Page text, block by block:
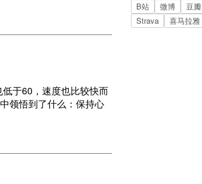
于60，速度也比较快而
领悟到了什么：保持心
B站 微博 豆瓣
Strava
喜马拉雅